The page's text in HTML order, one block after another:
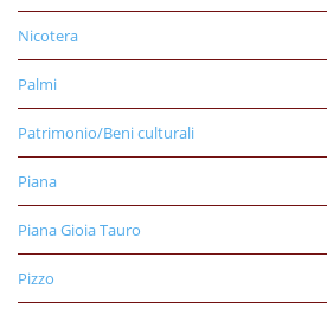
Nicotera
Palmi
Patrimonio/Beni culturali
Piana
Piana Gioia Tauro
Pizzo